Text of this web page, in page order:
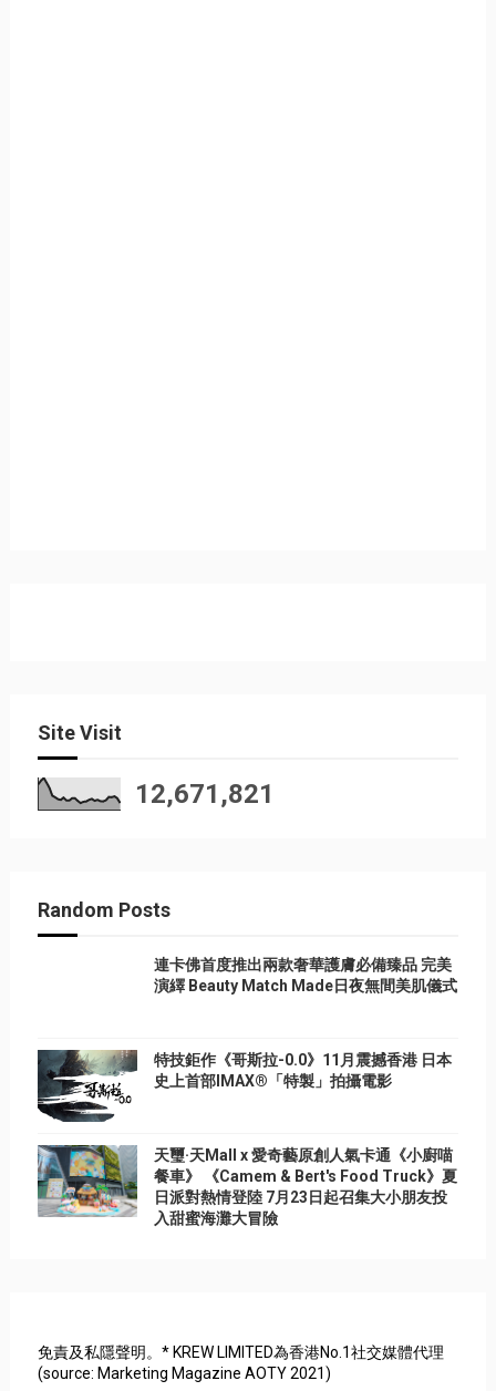
Site Visit
12,671,821
Random Posts
連卡佛首度推出兩款奢華護膚必備臻品 完美
演繹 Beauty Match Made日夜無間美肌儀式
特技鉅作《哥斯拉-0.0》11月震撼香港 日本
史上首部IMAX®「特製」拍攝電影
天璽·天Mall x 愛奇藝原創人氣卡通《小廚喵
餐車》 《Camem & Bert's Food Truck》夏
日派對熱情登陸 7月23日起召集大小朋友投
入甜蜜海灘大冒險
免責及私隱聲明。* KREW LIMITED為香港No.1社交媒體代理
(source: Marketing Magazine AOTY 2021)